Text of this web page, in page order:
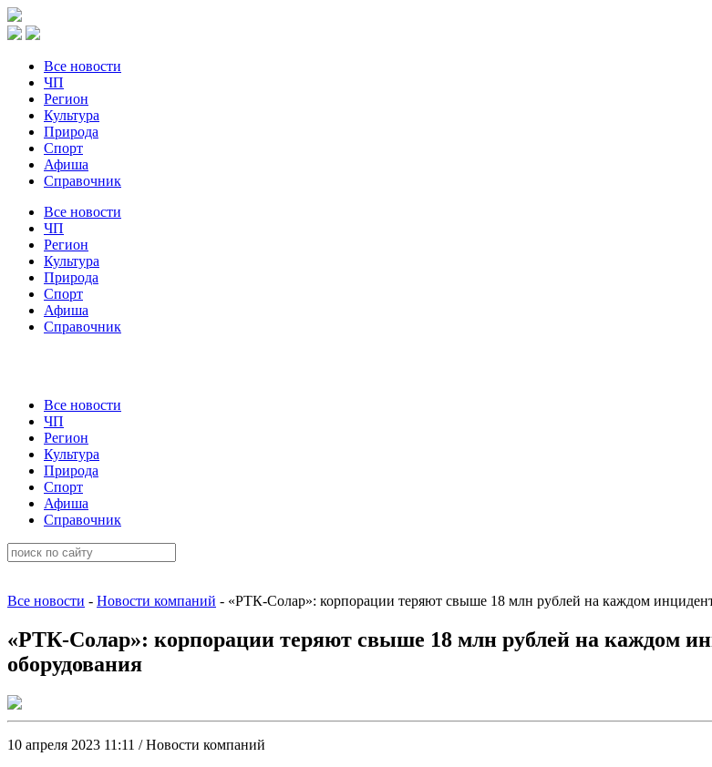
Все новости
ЧП
Регион
Культура
Природа
Спорт
Афиша
Справочник
Все новости
ЧП
Регион
Культура
Природа
Спорт
Афиша
Справочник
Все новости
ЧП
Регион
Культура
Природа
Спорт
Афиша
Справочник
Все новости - Новости компаний - «РТК-Солар»: корпорации теряют свыше 18 млн рублей на каждом
«РТК-Солар»: корпорации теряют свыше 18 млн рублей на каждом
оборудования
10 апреля 2023 11:11 / Новости компаний